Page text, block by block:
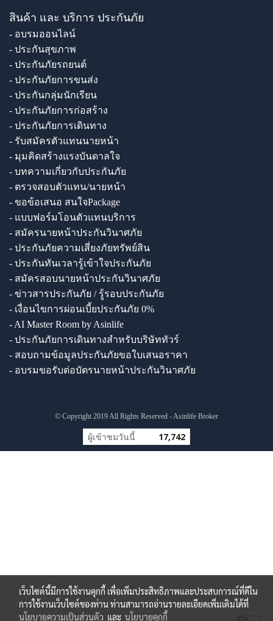
สินค้า และ บริการ ประกันภัย
- อบรมออนไลน์
- ประกันสุขภาพ
- ประกันภัยรถยนต์
- ประกันภัยการขนส่ง
- ประกันกลุ่มนักเรียน
- ประกันภัยการก่อสร้าง
- ประกันภัยการเดินทาง
- รับสมัครตัวแทนนายหน้า
- มุมคิดสร้างแรงบันดาลใจ
- บทความเกี่ยวกับประกันภัย
- ตรวจสอบตัวแทน/นายหน้า
- ขอข้อเสนอ สนใจPackage
- แบบฟอร์มโอนตัวแทนบริการ
- สมัครนายหน้าประกันวินาศภัย
- ประกันภัยความเสี่ยงภัยทรัพย์สิน
- ประกันทันเวลารู้เข้าใจประกันภัย
- สมัครสอบนายหน้าประกันวินาศภัย
- ข่าวสารประกันภัย / รู้รอบประกันภัย
- เงื่อนไขการผ่อนเบี้ยประกันภัย 0%
- AI Master Room by Asinlife
- ประกันภัยการเดินทางสำหรับบริษัททัวร์
- สอบถามข้อมูลประกันภัยขอใบเสนอราคา
- อบรมขอรับต่อบัตรนายหน้าประกันวินาศภัย
© Copyright 2019 All Rights Reserved - Asinlife Broker
ผู้เข้าชมวันนี้ 17,742
เว็บไซต์นี้มีการใช้งานคุกกี้ เพื่อเพิ่มประสิทธิภาพและประสบการณ์ที่ดีใน
การใช้งานเว็บไซต์ของท่าน ท่านสามารถอ่านรายละเอียดเพิ่มเติมได้ที่
นโยบายความเป็นส่วนตัว และ นโยบายคุกกี้